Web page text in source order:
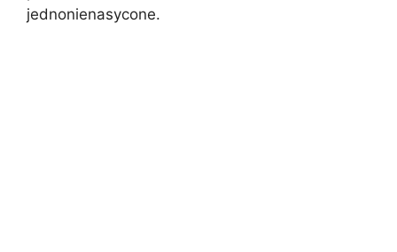
jednonienasycone.